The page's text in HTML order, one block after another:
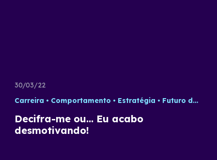
30/03/22
Carreira
Comportamento Estratégia Futuro do Trabalho
Decifra-me ou… Eu acabo
desmotivando!